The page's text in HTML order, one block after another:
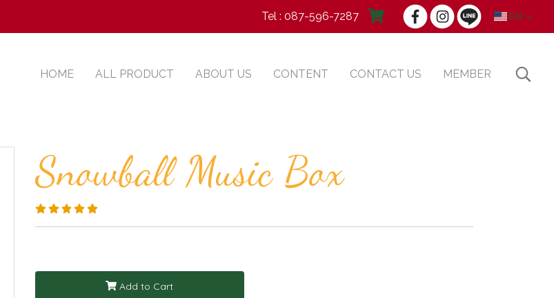
Tel : 087-596-7287 EN
HOME ALL PRODUCT ABOUT US CONTENT CONTACT US MEMBER
Snowball Music Box
Add to Cart